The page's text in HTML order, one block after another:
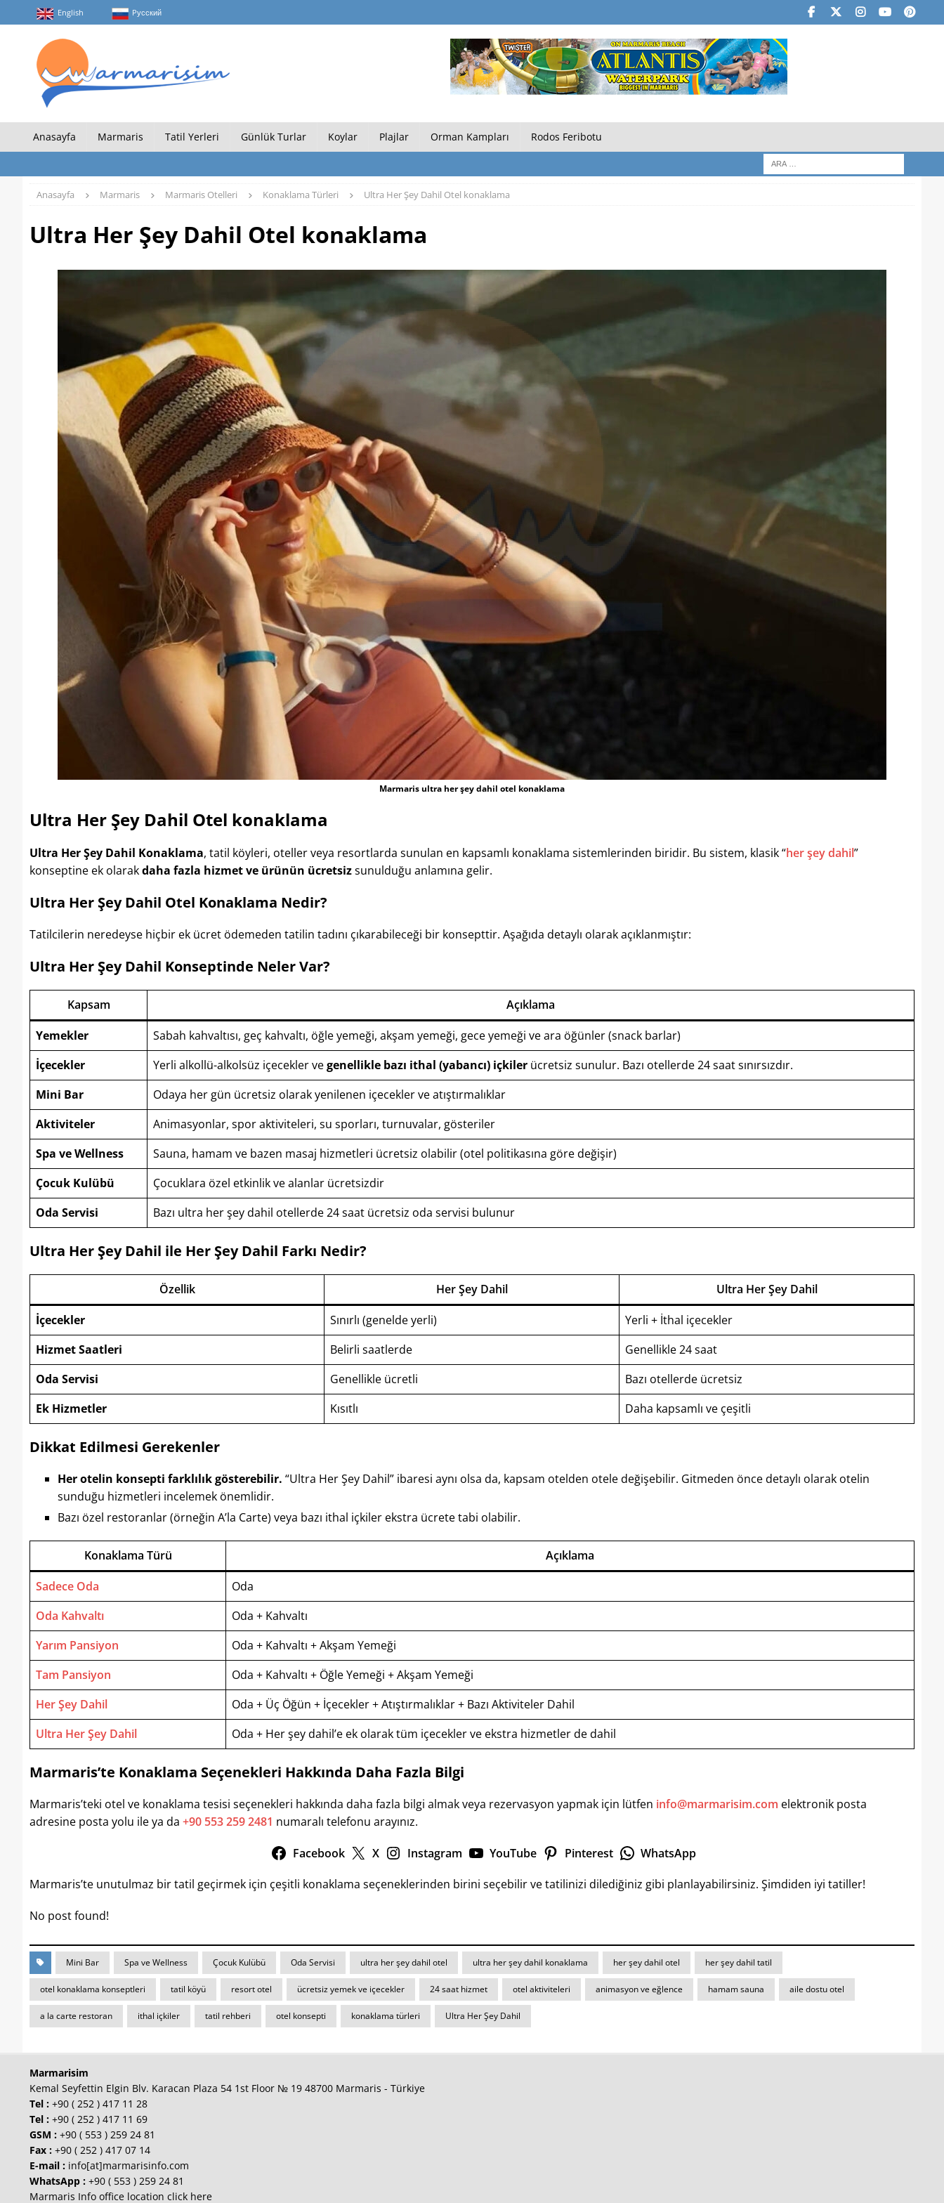
English Pусский
Anasayfa Marmaris Tatil Yerleri Günlük Turlar Koylar Plajlar Orman Kampları Rodos Feribotu
Anasayfa Marmaris Marmaris Otelleri Konaklama Türleri Ultra Her Şey Dahil Otel konaklama
Ultra Her Şey Dahil Otel konaklama
Marmaris ultra her şey dahil otel konaklama
Ultra Her Şey Dahil Otel konaklama
Ultra Her Şey Dahil Konaklama, tatil köyleri, oteller veya resortlarda sunulan en kapsamlı konaklama sistemlerinden biridir. Bu sistem, klasik “her şey dahil”
konseptine ek olarakdaha fazla hizmet ve ürünün ücretsizsunulduğu anlamına gelir.
Ultra Her Şey Dahil Otel Konaklama Nedir?
Tatilcilerin neredeyse hiçbir ek ücret ödemeden tatilin tadını çıkarabileceği bir konsepttir. Aşağıda detaylı olarak açıklanmıştır:
Ultra Her Şey Dahil Konseptinde Neler Var?
Kapsam
Açıklama
Yemekler
Sabah kahvaltısı, geç kahvaltı, öğle yemeği, akşam yemeği, gece yemeği ve ara öğünler (snack barlar)
İçecekler
Yerli alkollü-alkolsüz içecekler vegenellikle bazı ithal (yabancı) içkiler ücretsiz sunulur. Bazı otellerde 24 saat sınırsızdır.
Mini Bar
Odaya her gün ücretsiz olarak yenilenen içecekler ve atıştırmalıklar
Aktiviteler
Animasyonlar, spor aktiviteleri, su sporları, turnuvalar, gösteriler
Spa ve Wellness
Sauna, hamam ve bazen masaj hizmetleri ücretsiz olabilir (otel politikasına göre değişir)
Çocuk Kulübü
Çocuklara özel etkinlik ve alanlar ücretsizdir
Oda Servisi
Bazı ultra her şey dahil otellerde 24 saat ücretsiz oda servisi bulunur
Ultra Her Şey Dahil ile Her Şey Dahil Farkı Nedir?
Özellik Her Şey Dahil
Ultra Her Şey Dahil
İçecekler
Sınırlı (genelde yerli)
Yerli + İthal içecekler
Hizmet Saatleri
Belirli saatlerde
Genellikle 24 saat
Oda Servisi
Genellikle ücretli
Bazı otellerde ücretsiz
Ek Hizmetler
Kısıtlı Daha kapsamlı ve çeşitli
Dikkat Edilmesi Gerekenler
Her otelin konsepti farklılık gösterebilir. “Ultra Her Şey Dahil” ibaresi aynı olsa da, kapsam otelden otele değişebilir. Gitmeden önce detaylı olarak otelin
sunduğu hizmetleri incelemek önemlidir.
Bazı özel restoranlar (örneğin A’la Carte) veya bazı ithal içkiler ekstra ücrete tabi olabilir.
Konaklama Türü
Açıklama
Sadece Oda
Oda
Oda Kahvaltı
Oda + Kahvaltı
Yarım Pansiyon
Oda + Kahvaltı + Akşam Yemeği
Tam Pansiyon
Oda + Kahvaltı + Öğle Yemeği + Akşam Yemeği
Her Şey Dahil
Oda + Üç Öğün + İçecekler + Atıştırmalıklar + Bazı Aktiviteler Dahil
Ultra Her Şey Dahil
Oda + Her şey dahil’e ek olarak tüm içecekler ve ekstra hizmetler de dahil
Marmaris’te Konaklama Seçenekleri Hakkında Daha Fazla Bilgi
Marmaris’teki otel ve konaklama tesisi seçenekleri hakkında daha fazla bilgi almak veya rezervasyon yapmak için lütfen info@marmarisim.com elektronik posta
adresine posta yolu ile ya da +90 553 259 2481 numaralı telefonu arayınız.
Facebook X Instagram YouTube Pinterest
WhatsApp
Marmaris’te unutulmaz bir tatil geçirmek için çeşitli konaklama seçeneklerinden birini seçebilir ve tatilinizi dilediğiniz gibi planlayabilirsiniz. Şimdiden iyi tatiller!
No post found!
Mini Bar Spa ve Wellness Çocuk Kulübü Oda Servisi ultra her şey dahil otel ultra her şey dahil konaklama her şey dahil otel her şey dahil tatil
otel konaklama konseptleri tatil köyü resort otel ücretsiz yemek ve içecekler 24 saat hizmet otel aktiviteleri animasyon ve eğlence hamam sauna aile dostu otel
a la carte restoran ithal içkiler tatil rehberi otel konsepti konaklama türleri Ultra Her Şey Dahil
Marmarisim
Kemal Seyfettin Elgin Blv. Karacan Plaza 54 1st Floor № 19 48700 Marmaris - Türkiye
Tel : +90 ( 252 ) 417 11 28
Tel : +90 ( 252 ) 417 11 69
GSM : +90 ( 553 ) 259 24 81
Fax : +90 ( 252 ) 417 07 14
E-mail : info[at]marmarisinfo.com
WhatsApp : +90 ( 553 ) 259 24 81
Marmaris Info office location click here